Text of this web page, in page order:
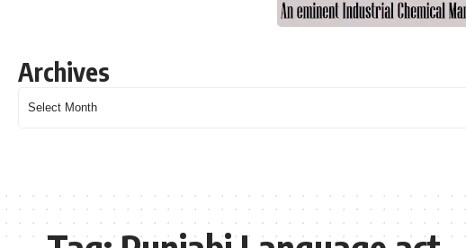
Archives